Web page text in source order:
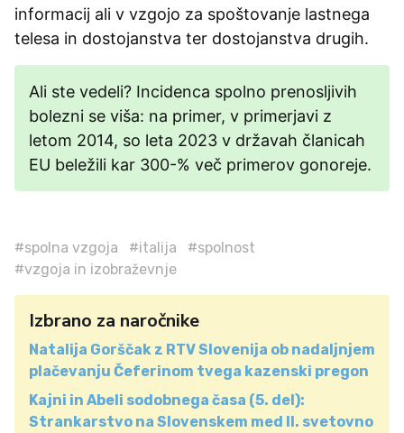
informacij ali v vzgojo za spoštovanje lastnega
telesa in dostojanstva ter dostojanstva drugih.
Ali ste vedeli? Incidenca spolno prenosljivih
bolezni se viša: na primer, v primerjavi z
letom 2014, so leta 2023 v državah članicah
EU beležili kar 300-% več primerov gonoreje.
#spolna vzgoja #italija
#spolnost
#vzgoja in izobraževnje
Izbrano za naročnike
Natalija Gorščak z RTV Slovenija ob nadaljnjem
plačevanju Čeferinom tvega kazenski pregon
Kajni in Abeli sodobnega časa (5. del):
Strankarstvo na Slovenskem med II. svetovno